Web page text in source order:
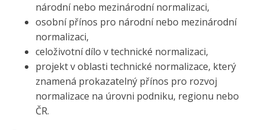
národní nebo mezinárodní normalizaci,
osobní přínos pro národní nebo mezinárodní
normalizaci,
celoživotní dílo v technické normalizaci,
projekt v oblasti technické normalizace, který
znamená prokazatelný přínos pro rozvoj
normalizace na úrovni podniku, regionu nebo
ČR.